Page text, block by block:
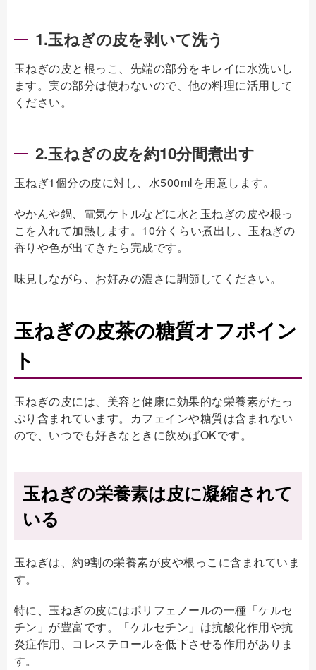
1.玉ねぎの皮を剥いて洗う
玉ねぎの皮と根っこ、先端の部分をキレイに水洗いし
ます。実の部分は使わないので、他の料理に活用して
ください。
2.玉ねぎの皮を約10分間煮出す
玉ねぎ1個分の皮に対し、水500mlを用意します。
やかんや鍋、電気ケトルなどに水と玉ねぎの皮や根っ
こを入れて加熱します。10分くらい煮出し、玉ねぎの
香りや色が出てきたら完成です。
味見しながら、お好みの濃さに調節してください。
玉ねぎの皮茶の糖質オフポイン
ト
玉ねぎの皮には、美容と健康に効果的な栄養素がたっ
ぷり含まれています。カフェインや糖質は含まれない
ので、いつでも好きなときに飲めばOKです。
玉ねぎの栄養素は皮に凝縮されて
いる
玉ねぎは、約9割の栄養素が皮や根っこに含まれていま
す。
特に、玉ねぎの皮にはポリフェノールの一種「ケルセ
チン」が豊富です。「ケルセチン」は抗酸化作用や抗
炎症作用、コレステロールを低下させる作用がありま
す。